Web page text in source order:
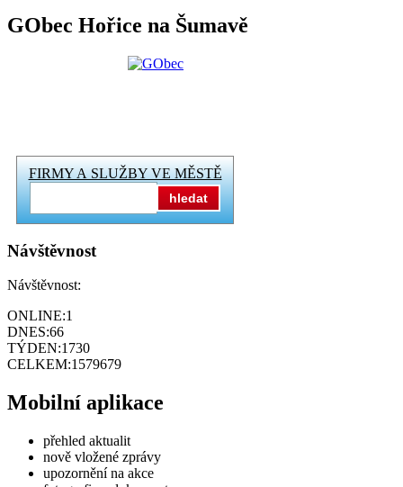
GObec Hořice na Šumavě
FIRMY A SLUŽBY VE MĚSTĚ
hledat
Návštěvnost
Návštěvnost:
ONLINE:1
DNES:66
TÝDEN:1730
CELKEM:1579679
Mobilní aplikace
přehled aktualit
nově vložené zprávy
upozornění na akce